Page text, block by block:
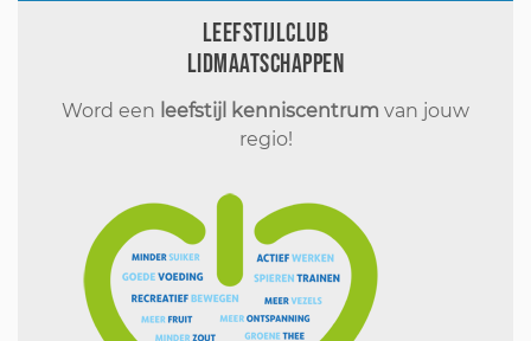
Leefstijlclub
Lidmaatschappen
Word een leefstijl kenniscentrum van jouw
regio!